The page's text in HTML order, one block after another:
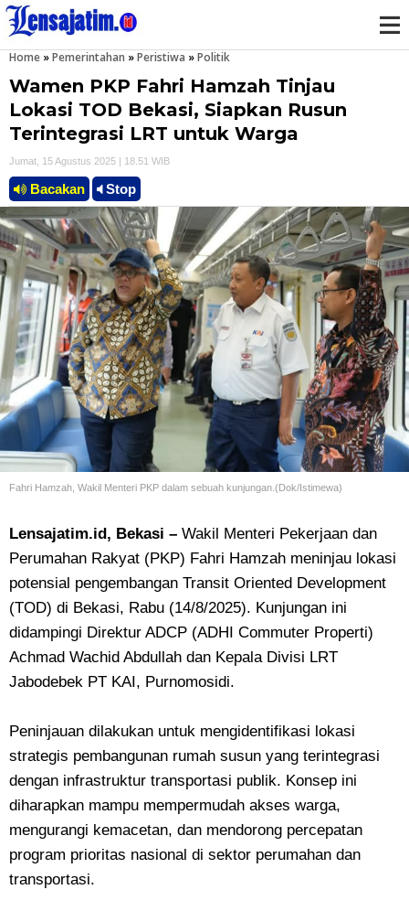
Home »Pemerintahan »Peristiwa »Politik
Wamen PKP Fahri Hamzah Tinjau
Lokasi TOD Bekasi, Siapkan Rusun
Terintegrasi LRT untuk Warga
Jumat, 15 Agustus 2025 | 18.51 WIB
Bacakan Stop
Fahri Hamzah, Wakil Menteri PKP dalam sebuah kunjungan.(Dok/Istimewa)
Lensajatim.id, Bekasi – Wakil Menteri Pekerjaan dan
Perumahan Rakyat (PKP) Fahri Hamzah meninjau lokasi
potensial pengembangan Transit Oriented Development
(TOD) di Bekasi, Rabu (14/8/2025). Kunjungan ini
didampingi Direktur ADCP (ADHI Commuter Properti)
Achmad Wachid Abdullah dan Kepala Divisi LRT
Jabodebek PT KAI, Purnomosidi.
Peninjauan dilakukan untuk mengidentifikasi lokasi
strategis pembangunan rumah susun yang terintegrasi
dengan infrastruktur transportasi publik. Konsep ini
diharapkan mampu mempermudah akses warga,
mengurangi kemacetan, dan mendorong percepatan
program prioritas nasional di sektor perumahan dan
transportasi.